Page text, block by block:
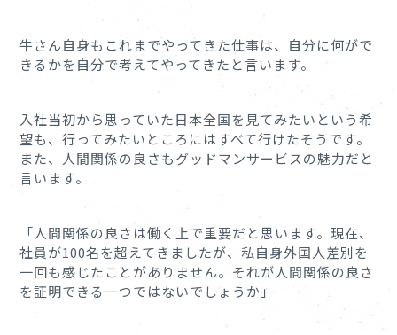
牛さん自身もこれまでやってきた仕事は、自分に何がで
きるかを自分で考えてやってきたと言います。
入社当初から思っていた日本全国を見てみたいという希
望も、行ってみたいところにはすべて行けたそうです。
また、人間関係の良さもグッドマンサービスの魅力だと
言います。
「人間関係の良さは働く上で重要だと思います。現在、
社員が100名を超えてきましたが、私自身外国人差別を
一回も感じたことがありません。それが人間関係の良さ
を証明できる一つではないでしょうか」